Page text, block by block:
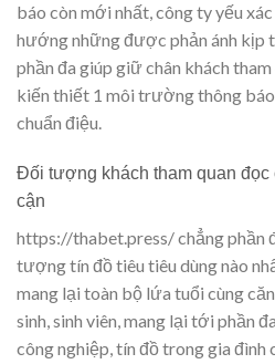
báo còn mới nhất, công ty yếu
hướng những được phản ánh kịp
phần đa giúp giữ chân khách
kiến thiết 1 môi trường thông
chuẩn điệu.
Đối tượng khách tham quan đọc
cận
https://thabet.press/ chẳng phần
tượng tín đồ tiêu tiêu dùng nào
mang lại toàn bộ lứa tuổi cùng
sinh, sinh viên, mang lại tới phần
công nghiệp, tín đồ trong gia